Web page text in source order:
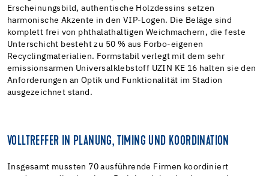
Erscheinungsbild, authentische Holzdessins setzen
harmonische Akzente in den VIP-Logen. Die Beläge sind
komplett frei von phthalathaltigen Weichmachern, die feste
Unterschicht besteht zu 50 % aus Forbo-eigenen
Recyclingmaterialien. Formstabil verlegt mit dem sehr
emissionsarmen Universalklebstoff UZIN KE 16 halten sie den
Anforderungen an Optik und Funktionalität im Stadion
ausgezeichnet stand.
VOLLTREFFER IN PLANUNG, TIMING UND KOORDINATION
Insgesamt mussten 70 ausführende Firmen koordiniert